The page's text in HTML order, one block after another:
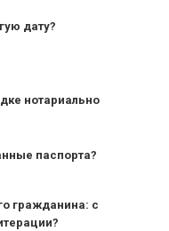
дату?
нотариально
паспорта?
гражданина: с